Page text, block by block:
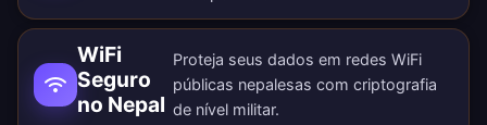
WiFi
Seguro
no Nepal
Proteja seus dados em redes WiFi
públicas nepalesas com criptografia
de nível militar.